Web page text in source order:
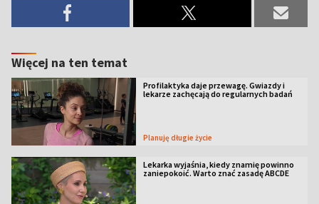
Więcej na ten temat
Profilaktyka daje przewagę. Gwiazdy i
lekarze zachęcają do regularnych badań
Planuję długie życie
Lekarka wyjaśnia, kiedy znamię powinno
zaniepokoić. Warto znać zasadę ABCDE